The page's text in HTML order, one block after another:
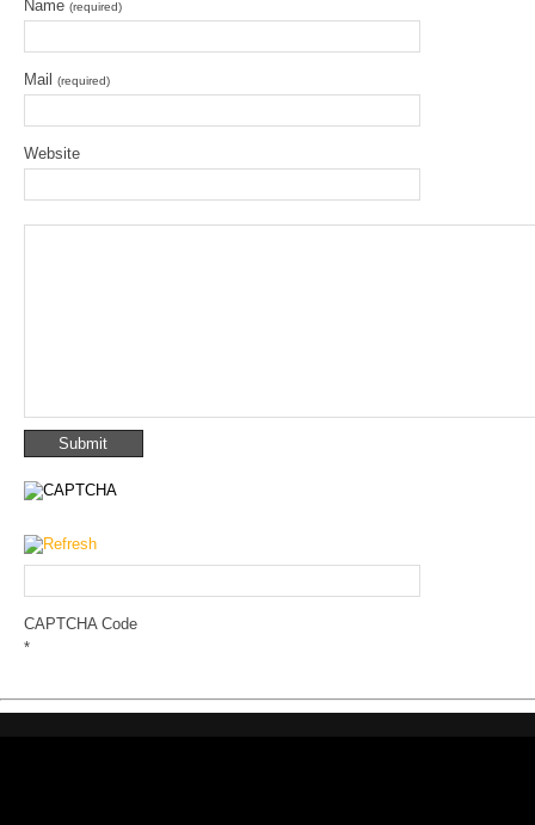
Name (required)
Mail (required)
Website
CAPTCHA Code
*